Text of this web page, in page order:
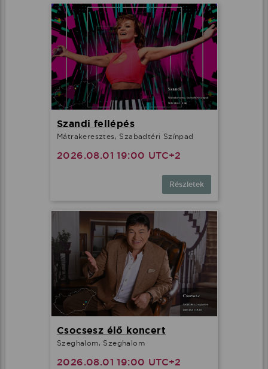
Szandi fellépés
Mátrakeresztes, Szabadtéri Színpad
2026.08.01 19:00 UTC+2
Részletek
Csocsesz élő koncert
Szeghalom, Szeghalom
2026.08.01 19:00 UTC+2